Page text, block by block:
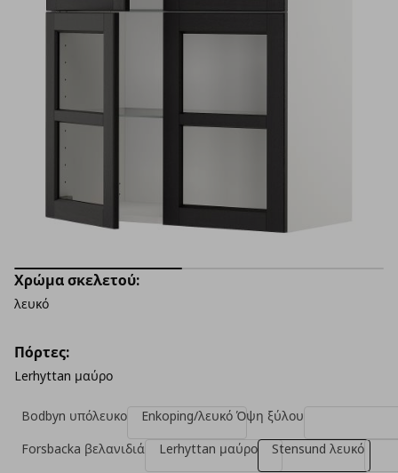
Χρώμα σκελετού:
λευκό
Πόρτες:
Lerhyttan μαύρο
Bodbyn υπόλευκο
Enkoping/λευκό Όψη ξύλου
Forsbacka βελανιδιά
Lerhyttan μαύρο Stensund λευκό